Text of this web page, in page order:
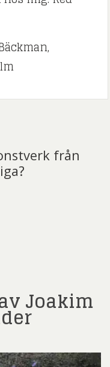
från
Joakim